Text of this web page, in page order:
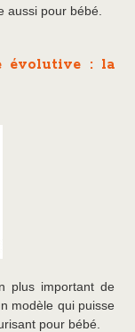
aussi pour bébé.
évolutive : la
plus important de
modèle qui puisse
pour bébé.